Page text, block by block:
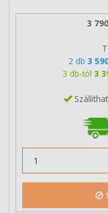
3
2 db 3
3 db-tól 3